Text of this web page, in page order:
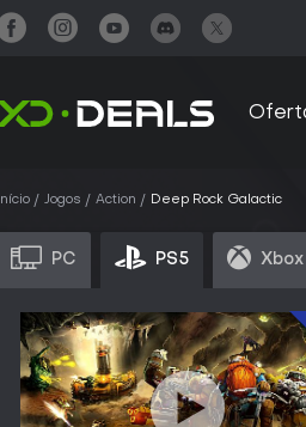
Início Jogos Action Deep Rock Galactic
PC PS5 Xbox